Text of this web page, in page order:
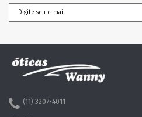
(11) 3207-4011